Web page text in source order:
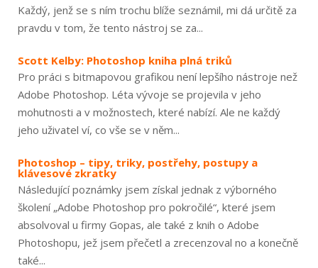
Každý, jenž se s ním trochu blíže seznámil, mi dá určitě za
pravdu v tom, že tento nástroj se za...
Scott Kelby: Photoshop kniha plná triků
Pro práci s bitmapovou grafikou není lepšího nástroje než
Adobe Photoshop. Léta vývoje se projevila v jeho
mohutnosti a v možnostech, které nabízí. Ale ne každý
jeho uživatel ví, co vše se v něm...
Photoshop – tipy, triky, postřehy, postupy a
klávesové zkratky
Následující poznámky jsem získal jednak z výborného
školení „Adobe Photoshop pro pokročilé“, které jsem
absolvoval u firmy Gopas, ale také z knih o Adobe
Photoshopu, jež jsem přečetl a zrecenzoval no a konečně
také...